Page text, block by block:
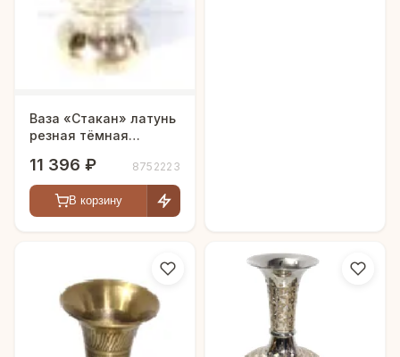
Ваза «Стакан» латунь
резная тёмная
11 396 ₽ 8752223
В корзину